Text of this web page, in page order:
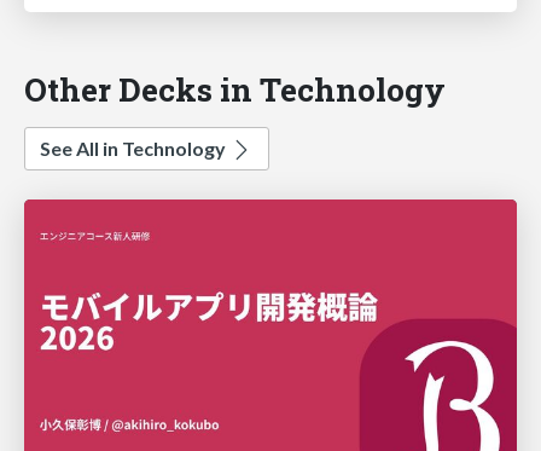
Other Decks in Technology
See All in Technology